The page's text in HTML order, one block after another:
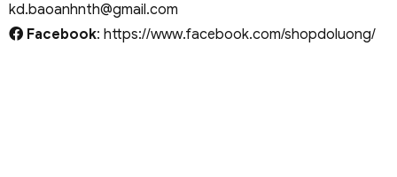
kd.baoanhnth@gmail.com
Facebook: https://www.facebook.com/shopdoluong/